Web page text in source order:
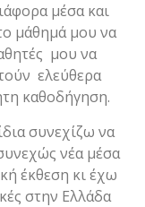
μέσα και
μάθημά μου να
μου να
ελεύθερα
καθοδήγηση.
συνεχίζω να
νέα μέσα
έκθεση κι έχω
στην Ελλάδα